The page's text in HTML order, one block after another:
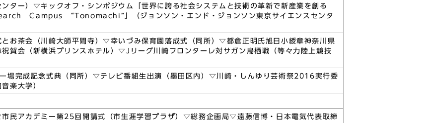
ター）▽キックオフ・シンポジウム「世界に誇る社会システムと技術の革新で新産業を創る
Campus “Tonomachi”」（ジョンソン・エンド・ジョンソン東京サイエンスセンタ
お茶会（川崎大師平間寺）▽幸いづみ保育園落成式（同所）▽都倉正明氏旭日小綬章神奈川県
祝賀会（新横浜プリンスホテル）▽Jリーグ川崎フロンターレ対サガン鳥栖戦（等々力陸上競技
場完成記念式典（同所）▽テレビ番組生出演（墨田区内）▽川崎・しんゆり芸術祭2016実行委
楽大学）
市民アカデミー第25回開講式（市生涯学習プラザ）▽総務企画局▽遠藤信博・日本電気代表取締